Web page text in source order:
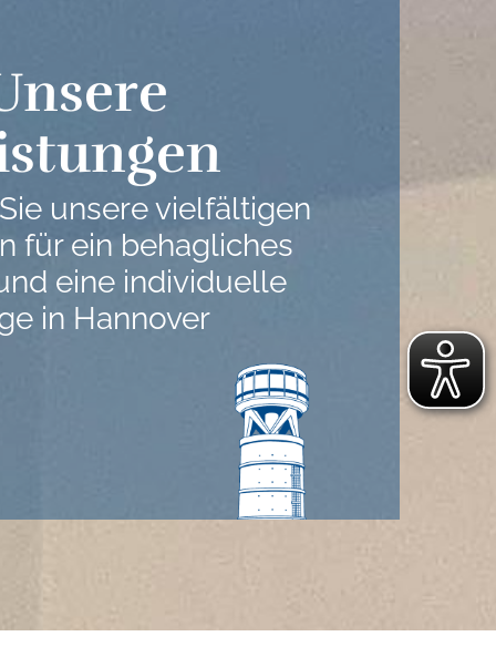
unsere vielfältigen
für ein behagliches
eine individuelle
in Hannover